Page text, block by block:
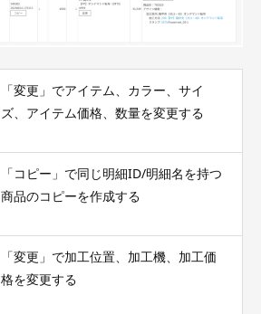
「変更」でアイテム、カラー、サイ
ズ、アイテム価格、数量を変更する
「コピー」で同じ明細ID/明細名を持つ
商品のコピーを作成する
「変更」で加工位置、加工機、加工価
格を変更する